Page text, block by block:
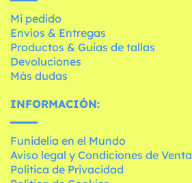
Mi pedido
Envíos & Entregas
Productos & Guías de tallas
Devoluciones
Más dudas
INFORMACIÓN:
Funidelia en el Mundo
Aviso legal y Condiciones de Venta
Política de Privacidad